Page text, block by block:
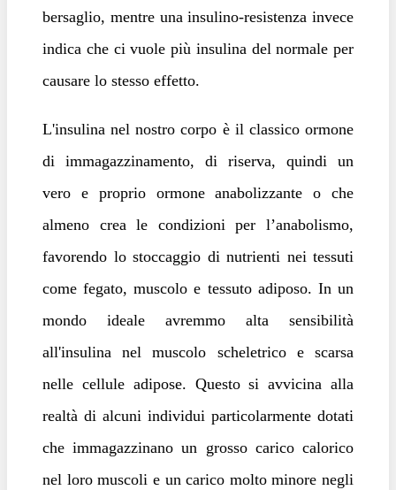
bersaglio, mentre una insulino-resistenza invece
indica che ci vuole più insulina del normale per
causare lo stesso effetto.
L'insulina nel nostro corpo è il classico ormone
di immagazzinamento, di riserva, quindi un
vero e proprio ormone anabolizzante o che
almeno crea le condizioni per l’anabolismo,
favorendo lo stoccaggio di nutrienti nei tessuti
come fegato, muscolo e tessuto adiposo. In un
mondo ideale avremmo alta sensibilità
all'insulina nel muscolo scheletrico e scarsa
nelle cellule adipose. Questo si avvicina alla
realtà di alcuni individui particolarmente dotati
che immagazzinano un grosso carico calorico
nel loro muscoli e un carico molto minore negli